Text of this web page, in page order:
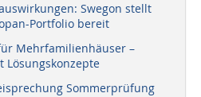
Swegon stellt
Portfolio bereit
Mehrfamilienhäuser –
Lösungskonzepte
Sommerprüfung